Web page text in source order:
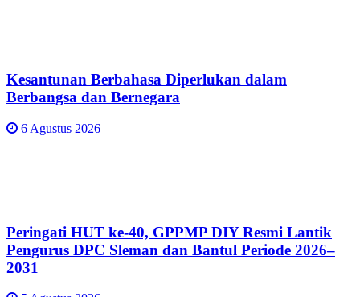
Kesantunan Berbahasa Diperlukan dalam
Berbangsa dan Bernegara
6 Agustus 2026
Peringati HUT ke-40, GPPMP DIY Resmi Lantik
Pengurus DPC Sleman dan Bantul Periode 2026–
2031